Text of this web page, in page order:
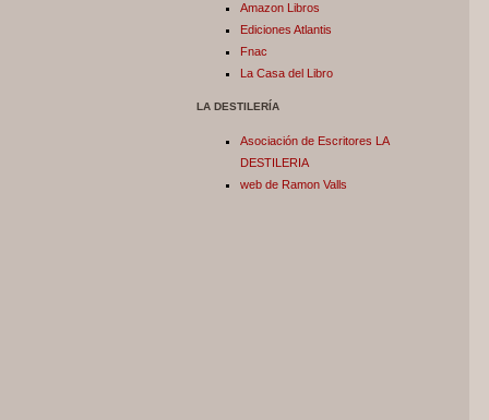
Amazon Libros
Ediciones Atlantis
Fnac
La Casa del Libro
LA DESTILERÍA
Asociación de Escritores LA
DESTILERIA
web de Ramon Valls